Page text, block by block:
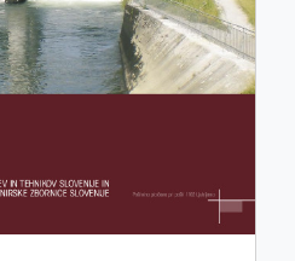
0017-2774
2536-4332